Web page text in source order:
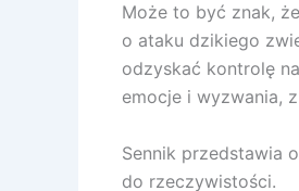
Może to być znak,
o ataku dzikiego
odzyskać kontrolę
emocje i wyzwania,
Sennik przedstawia
do rzeczywistości.